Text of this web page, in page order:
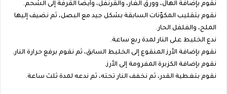
نقوم بإضافة الهال، وورق الغار، والقرنفل، وأيضا القرفة إلى الشحم.
نقوم بتقليب المكوّنات السابقة بشكل جيد مع البصل، ثم نضيف إليها
الملح، والفلفل الحار.
ندع الخليط على النار لمدة ربع ساعة.
نقوم بإضافة الأرز المنقوع إلى الخليط السابق، ثم نقوم برفع حرارة النار.
نقوم بإضافة الكزبرة المفرومة إلى الأرز.
نقوم بتغطية القدر، ثم نخفف النار تحته، ثم ندعه لمدة ثلث ساعة.